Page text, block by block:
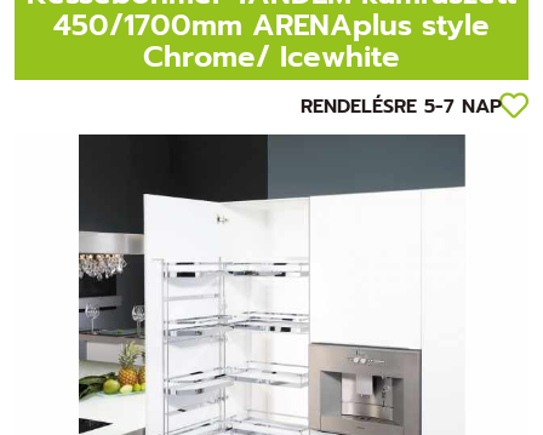
450/1700mm ARENAplus style
Chrome/ Icewhite
RENDELÉSRE 5-7 NAP